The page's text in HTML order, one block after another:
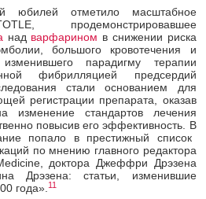
юбилей отметило масштабное
продемонстрировавшее
над варфарином в снижении риска
большого кровотечения и
парадигму терапии
фибрилляцией предсердий
стали основанием для
регистрации препарата, оказав
изменение стандартов лечения
повысив его эффективность. В
попало в престижный список
по мнению главного редактора
доктора Джеффри Дрэзена
Дрэзена: статьи, изменившие
года».11